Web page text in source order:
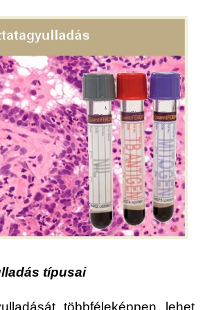
típusai
többféleképpen lehet